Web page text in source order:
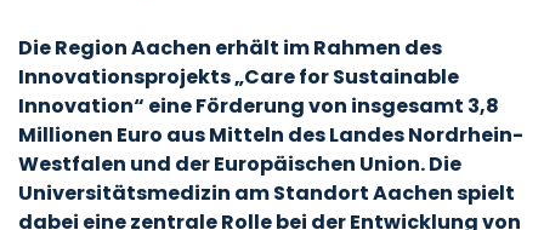
Die Region Aachen erhält im Rahmen des
Innovationsprojekts „Care for Sustainable
Innovation“ eine Förderung von insgesamt 3,8
Millionen Euro aus Mitteln des Landes Nordrhein-
Westfalen und der Europäischen Union. Die
Universitätsmedizin am Standort Aachen spielt
dabei eine zentrale Rolle bei der Entwicklung von